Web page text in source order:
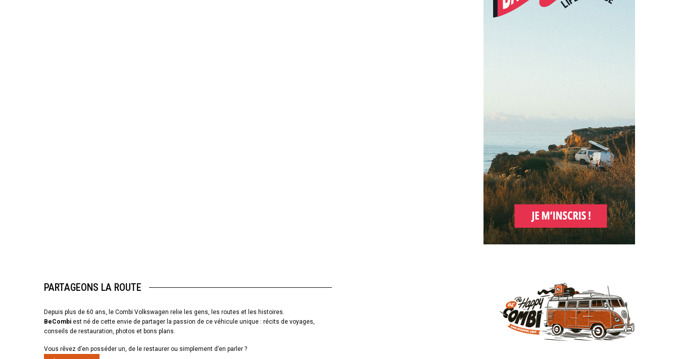
PARTAGEONS LA ROUTE
Depuis plus de 60 ans, le Combi Volkswagen relie les gens, les routes et les histoires.
BeCombi est né de cette envie de partager la passion de ce véhicule unique : récits de voyages,
conseils de restauration, photos et bons plans.
Vous rêvez d’en posséder un, de le restaurer ou simplement d’en parler ?